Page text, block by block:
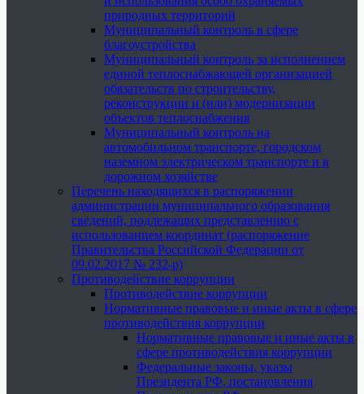
природных территорий
Муниципальный контроль в сфере
благоустройства
Муниципальный контроль за исполнением
единой теплоснабжающей организацией
обязательств по строительству,
реконструкции и (или) модернизации
объектов теплоснабжения
Муниципальный контроль на
автомобильном транспорте, городском
наземном электрическом транспорте и в
дорожном хозяйстве
Перечень находящихся в распоряжении
администрации муниципального образования
сведений, подлежащих представлению с
использованием координат (распоряжение
Правительства Российской Федерации от
09.02.2017 № 232-р)
Противодействие коррупции
Противодействие коррупции
Нормативные правовые и иные акты в сфере
противодействия коррупции
Нормативные правовые и иные акты в
сфере противодействия коррупции
Федеральные законы, указы
Президента РФ, постановления